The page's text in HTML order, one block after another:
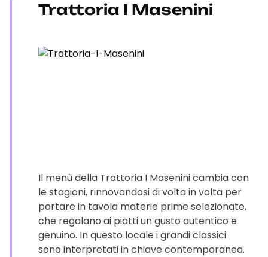
Trattoria I Masenini
Il menù della Trattoria I Masenini cambia con
le stagioni, rinnovandosi di volta in volta per
portare in tavola materie prime selezionate,
che regalano ai piatti un gusto autentico e
genuino. In questo locale i grandi classici
sono interpretati in chiave contemporanea.